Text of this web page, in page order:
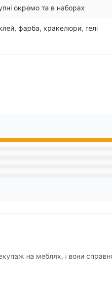
окремо та в наборах
фарба, кракелюри, гелі
на меблях, і вони